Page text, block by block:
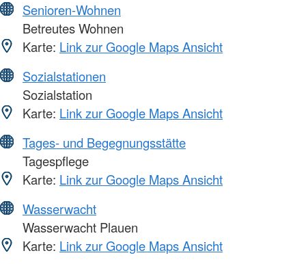
Senioren-Wohnen
Betreutes Wohnen
Karte: Link zur Google Maps Ansicht
Sozialstationen
Sozialstation
Karte: Link zur Google Maps Ansicht
Tages- und Begegnungsstätte
Tagespflege
Karte: Link zur Google Maps Ansicht
Wasserwacht
Wasserwacht Plauen
Karte: Link zur Google Maps Ansicht